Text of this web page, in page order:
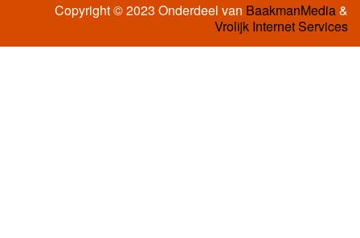
Copyright © 2023 Onderdeel van BaakmanMedia&
Vrolijk Internet Services